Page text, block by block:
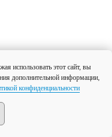
использовать этот сайт, вы
дополнительной информации,
конфиденциальности